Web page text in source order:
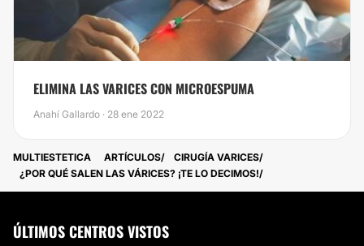
ELIMINA LAS VARICES CON MICROESPUMA
Anahí Gallardo · 28 ene 2022
MULTIESTETICA ARTÍCULOS
CIRUGÍA VARICES
​¿POR QUÉ SALEN LAS VÁRICES? ¡TE LO DECIMOS!
ÚLTIMOS CENTROS VISTOS